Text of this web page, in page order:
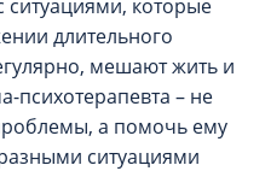
ситуациями, которые
длительного
мешают жить и
психотерапевта – не
а помочь ему
ситуациями